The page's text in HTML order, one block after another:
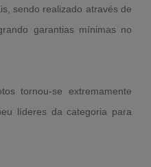
sendo realizado através de
garantias mínimas no
tornou-se extremamente
líderes da categoria para